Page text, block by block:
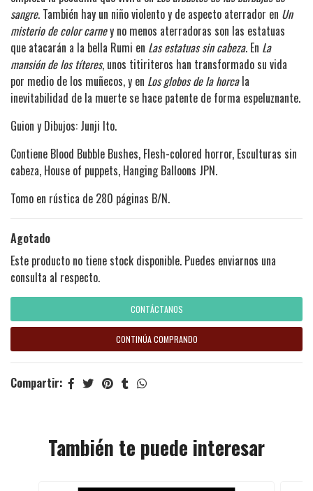
sangre. También hay un niño violento y de aspecto aterrador en Un
misterio de color carney no menos aterradoras son las estatuas
que atacarán a la bella Rumi en Las estatuas sin cabeza. En La
mansión de los títeres, unos titiriteros han transformado su vida
por medio de los muñecos, y en Los globos de la horcala
inevitabilidad de la muerte se hace patente de forma espeluznante.
Guion y Dibujos: Junji Ito.
Contiene Blood Bubble Bushes, Flesh-colored horror, Esculturas sin
cabeza, House of puppets, Hanging Balloons JPN.
Tomo en rústica de 280 páginas B/N.
Agotado
Este producto no tiene stock disponible. Puedes enviarnos una
consulta al respecto.
CONTÁCTANOS
CONTINÚA COMPRANDO
Compartir:
También te puede interesar